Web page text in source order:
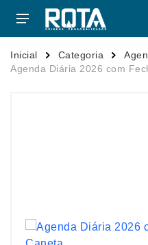
Inicial Categoria
Agenda Diária 2026 com